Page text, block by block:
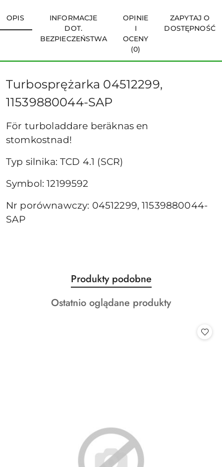
OPIS
INFORMACJE
DOT.
BEZPIECZEŃSTWA
OPINIE
I
OCENY
(0)
ZAPYTAJ O
DOSTĘPNOŚĆ
Turbosprężarka 04512299,
11539880044-SAP
För turboladdare beräknas en
stomkostnad!
Typ silnika: TCD 4.1 (SCR)
Symbol: 12199592
Nr porównawczy: 04512299, 11539880044-
SAP
Pomiń karuzelę produktów
Produkty
o
statusie:
Produkty podobne
Produkty
Ostatnio oglądane produkty